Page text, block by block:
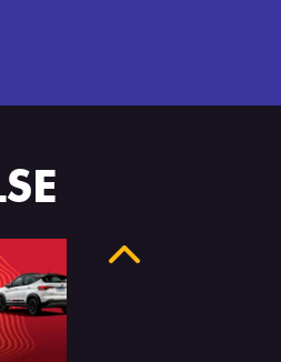
Anterior